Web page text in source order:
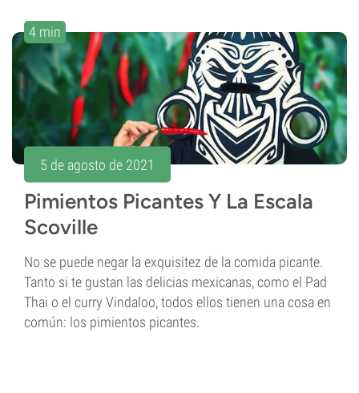
4 min
5 de agosto de 2021
Pimientos Picantes Y La Escala
Scoville
No se puede negar la exquisitez de la comida picante.
Tanto si te gustan las delicias mexicanas, como el Pad
Thai o el curry Vindaloo, todos ellos tienen una cosa en
común: los pimientos picantes.